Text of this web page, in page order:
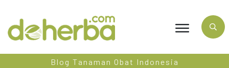
Blog Tanaman Obat Indonesia